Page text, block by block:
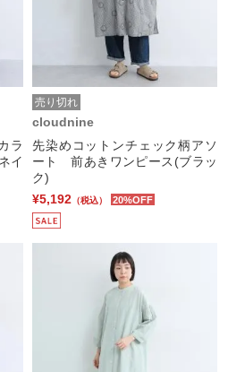
ラ
イ
売り切れ
cloudnine
先染めコットンチェック柄アソ
ート 前あきワンピース(ブラッ
ク)
¥5,192 （税込） 20%OFF